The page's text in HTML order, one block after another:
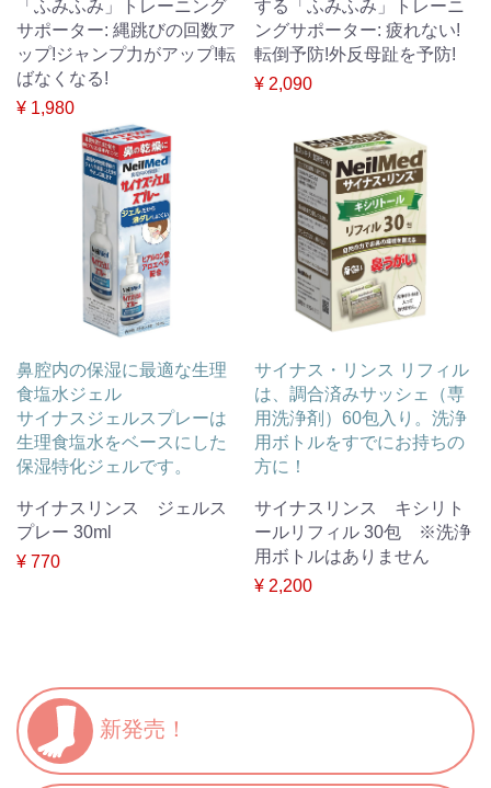
「ふみふみ」トレーニング
サポーター: 縄跳びの回数ア
ップ!ジャンプ力がアップ!転
ばなくなる!
¥ 1,980
する「ふみふみ」トレーニ
ングサポーター: 疲れない!
転倒予防!外反母趾を予防!
¥ 2,090
鼻腔内の保湿に最適な生理
食塩水ジェル
サイナスジェルスプレーは
生理食塩水をベースにした
保湿特化ジェルです。
サイナスリンス ジェルス
プレー 30ml
¥ 770
サイナス・リンス リフィル
は、調合済みサッシェ（専
用洗浄剤）60包入り。洗浄
用ボトルをすでにお持ちの
方に！
サイナスリンス キシリト
ールリフィル 30包 ※洗浄
用ボトルはありません
¥ 2,200
新発売！